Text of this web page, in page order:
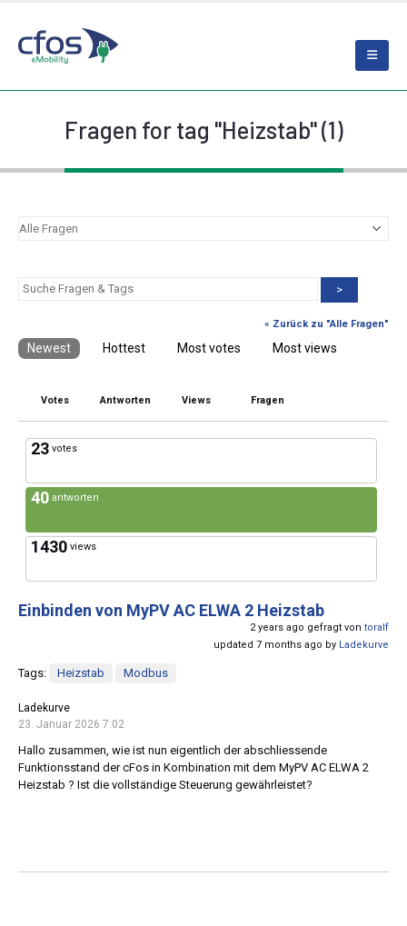
Fragen for tag "Heizstab" (1)
>
« Zurück zu "Alle Fragen"
Newest Hottest Most votes Most views
Votes Antworten Views Fragen
23 votes
40 antworten
1430 views
Einbinden von MyPV AC ELWA 2 Heizstab
2 years ago gefragt von toralf
updated 7 months ago by Ladekurve
Tags: Heizstab Modbus
Ladekurve
23. Januar 2026 7:02
Hallo zusammen, wie ist nun eigentlich der abschliessende
Funktionsstand der cFos in Kombination mit dem MyPV AC ELWA 2
Heizstab ? Ist die vollständige Steuerung gewährleistet?